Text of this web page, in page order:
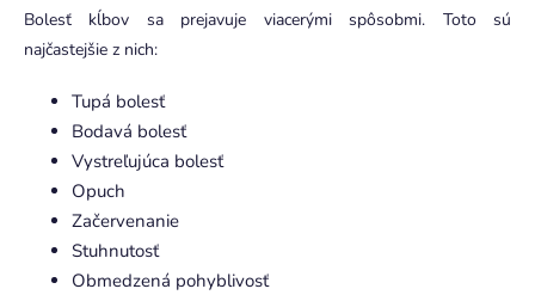
Bolesť kĺbov sa prejavuje viacerými spôsobmi. Toto sú
najčastejšie z nich:
Tupá bolesť
Bodavá bolesť
Vystreľujúca bolesť
Opuch
Začervenanie
Stuhnutosť
Obmedzená pohyblivosť